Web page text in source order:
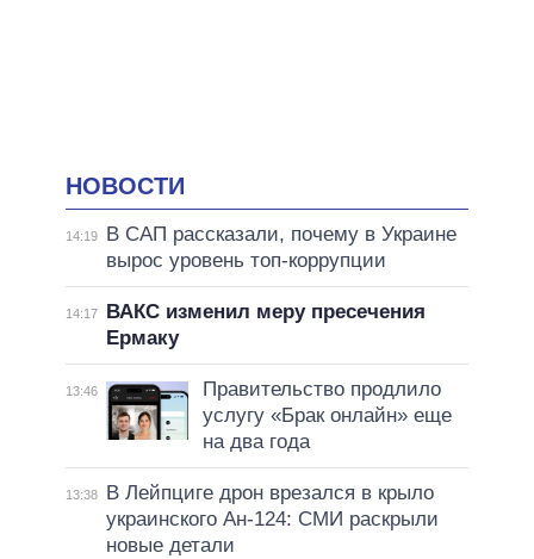
НОВОСТИ
14:19
В САП рассказали, почему в Украине
вырос уровень топ-коррупции
14:17
ВАКС изменил меру пресечения
Ермаку
13:46
Правительство продлило
услугу «Брак онлайн» еще
на два года
13:38
В Лейпциге дрон врезался в крыло
украинского Ан-124: СМИ раскрыли
новые детали